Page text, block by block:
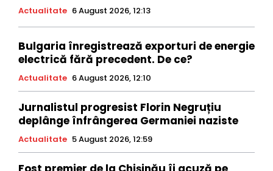
Actualitate 6 August 2026, 12:13
Bulgaria înregistrează exporturi de energie
electrică fără precedent. De ce?
Actualitate 6 August 2026, 12:10
Jurnalistul progresist Florin Negruțiu
deplânge înfrângerea Germaniei naziste
Actualitate 5 August 2026, 12:59